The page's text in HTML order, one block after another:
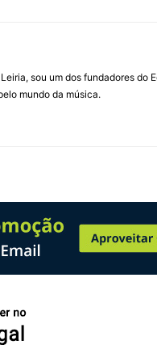
sou um dos fundadores do
mundo da música.